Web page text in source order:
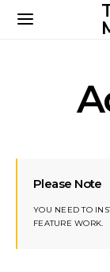
Please Note
YOU NEED TO
FEATURE WORK.